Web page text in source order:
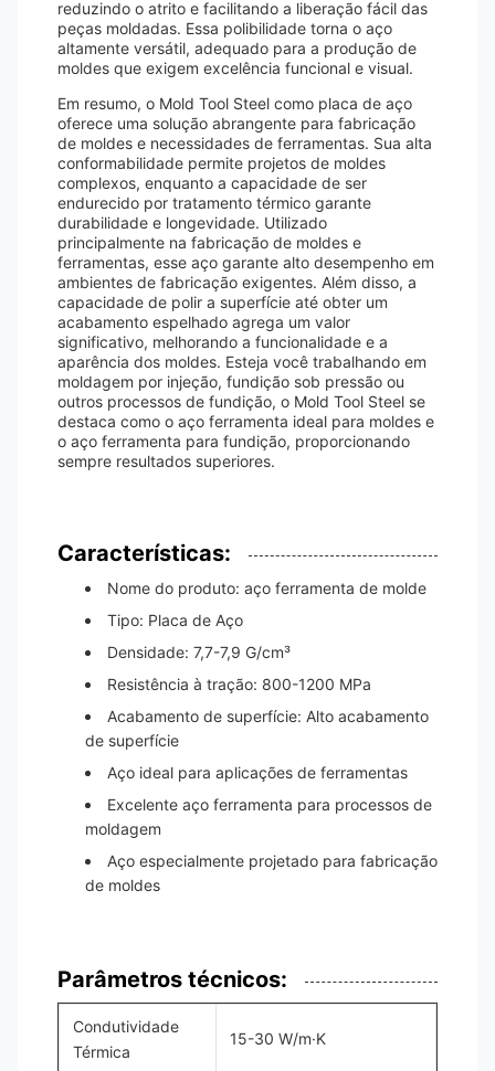
reduzindo o atrito e facilitando a liberação fácil das
peças moldadas. Essa polibilidade torna o aço
altamente versátil, adequado para a produção de
moldes que exigem excelência funcional e visual.
Em resumo, o Mold Tool Steel como placa de aço
oferece uma solução abrangente para fabricação
de moldes e necessidades de ferramentas. Sua alta
conformabilidade permite projetos de moldes
complexos, enquanto a capacidade de ser
endurecido por tratamento térmico garante
durabilidade e longevidade. Utilizado
principalmente na fabricação de moldes e
ferramentas, esse aço garante alto desempenho em
ambientes de fabricação exigentes. Além disso, a
capacidade de polir a superfície até obter um
acabamento espelhado agrega um valor
significativo, melhorando a funcionalidade e a
aparência dos moldes. Esteja você trabalhando em
moldagem por injeção, fundição sob pressão ou
outros processos de fundição, o Mold Tool Steel se
destaca como o aço ferramenta ideal para moldes e
o aço ferramenta para fundição, proporcionando
sempre resultados superiores.
Características:
Nome do produto: aço ferramenta de molde
Tipo: Placa de Aço
Densidade: 7,7-7,9 G/cm³
Resistência à tração: 800-1200 MPa
Acabamento de superfície: Alto acabamento
de superfície
Aço ideal para aplicações de ferramentas
Excelente aço ferramenta para processos de
moldagem
Aço especialmente projetado para fabricação
de moldes
Parâmetros técnicos:
Condutividade
Térmica
15-30 W/m·K